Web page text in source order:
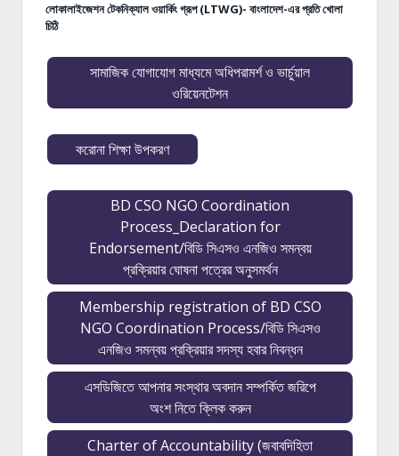
লোকালাইজেশন টেকনিক্যাল ওয়ার্কিং গ্রূপ (LTWG)- বাংলাদেশ-এর প্রতি খোলা
চিঠি
সামাজিক যোগাযোগ মাধ্যমে অধিপরামর্শ ও ভার্চুয়াল
ওরিয়েনটেশন
করোনা শিক্ষা উপকরণ
BD CSO NGO Coordination
Process_Declaration for
Endorsement/বিডি সিএসও এনজিও সমন্বয়
প্রক্রিয়ার ঘোষনা পত্রের অনুসমর্থন
Membership registration of BD CSO
NGO Coordination Process/বিডি সিএসও
এনজিও সমন্বয় প্রক্রিয়ার সদস্য হবার নিবন্ধন
এসডিজিতে আপনার সংস্থার অবদান সম্পর্কিত জরিপে
অংশ নিতে ক্লিক করুন
Charter of Accountability (জবাবদিহিতা